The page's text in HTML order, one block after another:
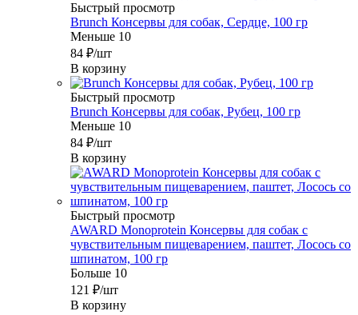
Быстрый просмотр
Brunch Консервы для собак, Сердце, 100 гр
Меньше 10
84 ₽/шт
В корзину
Быстрый просмотр
Brunch Консервы для собак, Рубец, 100 гр
Меньше 10
84 ₽/шт
В корзину
Быстрый просмотр
AWARD Monoprotein Консервы для собак с
чувствительным пищеварением, паштет, Лосось со
шпинатом, 100 гр
Больше 10
121 ₽/шт
В корзину